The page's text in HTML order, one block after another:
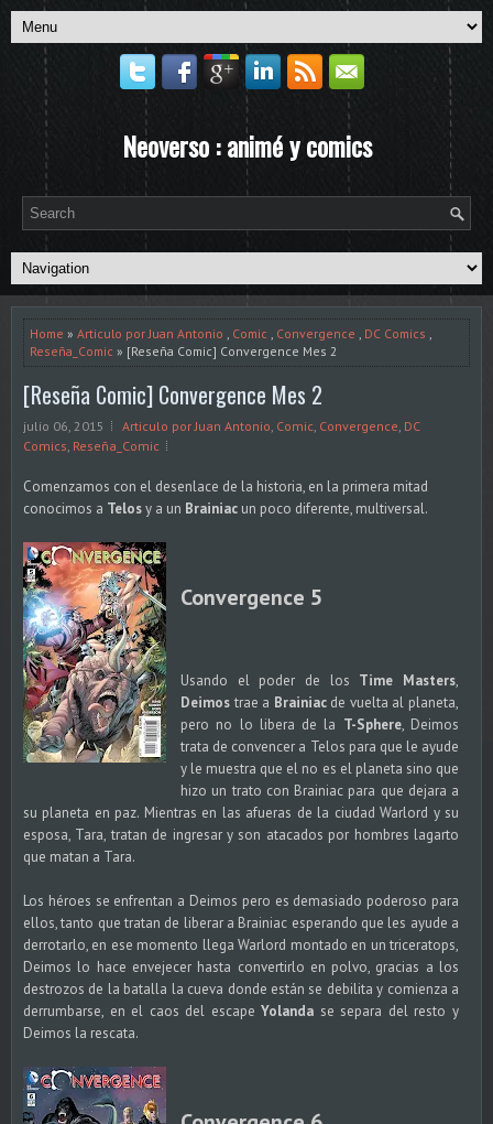
Neoverso : animé y comics
Home » Articulo por Juan Antonio , Comic , Convergence , DC Comics ,
Reseña_Comic » [Reseña Comic] Convergence Mes 2
[Reseña Comic] Convergence Mes 2
julio 06, 2015 Articulo por Juan Antonio, Comic, Convergence, DC
Comics, Reseña_Comic
Comenzamos con el desenlace de la historia, en la primera mitad
conocimos a Telosy a un Brainiac un poco diferente, multiversal.
Convergence 5
Usando el poder de los Time Masters,
Deimos trae a Brainiac de vuelta al planeta,
pero no lo libera de la T-Sphere, Deimos
trata de convencer a Telos para que le ayude
y le muestra que el no es el planeta sino que
hizo un trato con Brainiac para que dejara a
su planeta en paz. Mientras en las afueras de la ciudad Warlord y su
esposa, Tara, tratan de ingresar y son atacados por hombres lagarto
que matan a Tara.
Los héroes se enfrentan a Deimos pero es demasiado poderoso para
ellos, tanto que tratan de liberar a Brainiac esperando que les ayude a
derrotarlo, en ese momento llega Warlord montado en un triceratops,
Deimos lo hace envejecer hasta convertirlo en polvo, gracias a los
destrozos de la batalla la cueva donde están se debilita y comienza a
derrumbarse, en el caos del escapeYolanda se separa del resto y
Deimos la rescata.